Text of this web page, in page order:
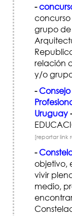
-
grupo
relación
y/o
-
Uruguay-
[reportar link
-
objetivo,
vivir
medio,